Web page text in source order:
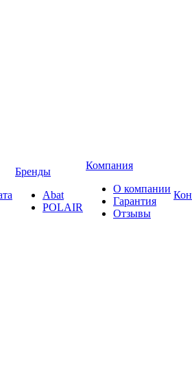
Бренды
Abat
POLAIR
Компания
О компании
Гарантия
Отзывы